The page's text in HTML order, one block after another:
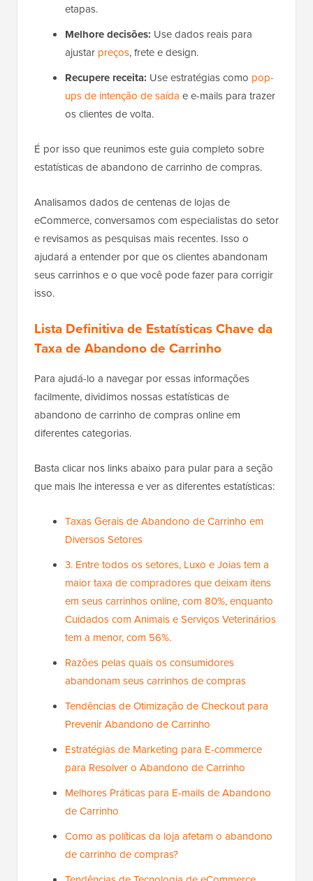
etapas.
Melhore decisões: Use dados reais para
ajustar preços, frete e design.
Recupere receita: Use estratégias como pop-
ups de intenção de saída e e-mails para trazer
os clientes de volta.
É por isso que reunimos este guia completo sobre
estatísticas de abandono de carrinho de compras.
Analisamos dados de centenas de lojas de
eCommerce, conversamos com especialistas do setor
e revisamos as pesquisas mais recentes. Isso o
ajudará a entender por que os clientes abandonam
seus carrinhos e o que você pode fazer para corrigir
isso.
Lista Definitiva de Estatísticas Chave da
Taxa de Abandono de Carrinho
Para ajudá-lo a navegar por essas informações
facilmente, dividimos nossas estatísticas de
abandono de carrinho de compras online em
diferentes categorias.
Basta clicar nos links abaixo para pular para a seção
que mais lhe interessa e ver as diferentes estatísticas:
Taxas Gerais de Abandono de Carrinho em
Diversos Setores
3. Entre todos os setores, Luxo e Joias tem a
maior taxa de compradores que deixam itens
em seus carrinhos online, com 80%, enquanto
Cuidados com Animais e Serviços Veterinários
tem a menor, com 56%.
Razões pelas quais os consumidores
abandonam seus carrinhos de compras
Tendências de Otimização de Checkout para
Prevenir Abandono de Carrinho
Estratégias de Marketing para E-commerce
para Resolver o Abandono de Carrinho
Melhores Práticas para E-mails de Abandono
de Carrinho
Como as políticas da loja afetam o abandono
de carrinho de compras?